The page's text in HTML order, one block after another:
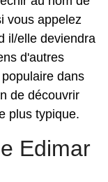
vous appelez
il/elle deviendra
d'autres
dans
de découvrir
plus typique.
Edimar